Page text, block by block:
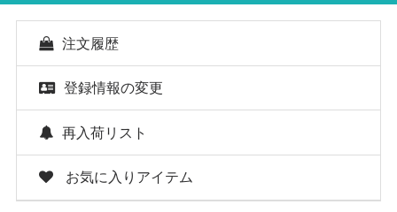
注文履歴
登録情報の変更
再入荷リスト
お気に入りアイテム